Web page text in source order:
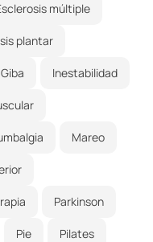
múltiple
plantar
Giba Inestabilidad
Mareo
Parkinson
Pie Pilates